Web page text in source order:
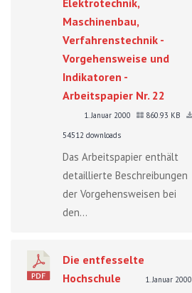
Maschinenbau,
Verfahrenstechnik -
Vorgehensweise und
Indikatoren -
Arbeitspapier Nr. 22
1. Januar 2000
860.93 KB
54512 downloads
Das Arbeitspapier enthält
detaillierte Beschreibungen
der Vorgehensweisen bei
den...
Die entfesselte
Hochschule
1. Januar 2000